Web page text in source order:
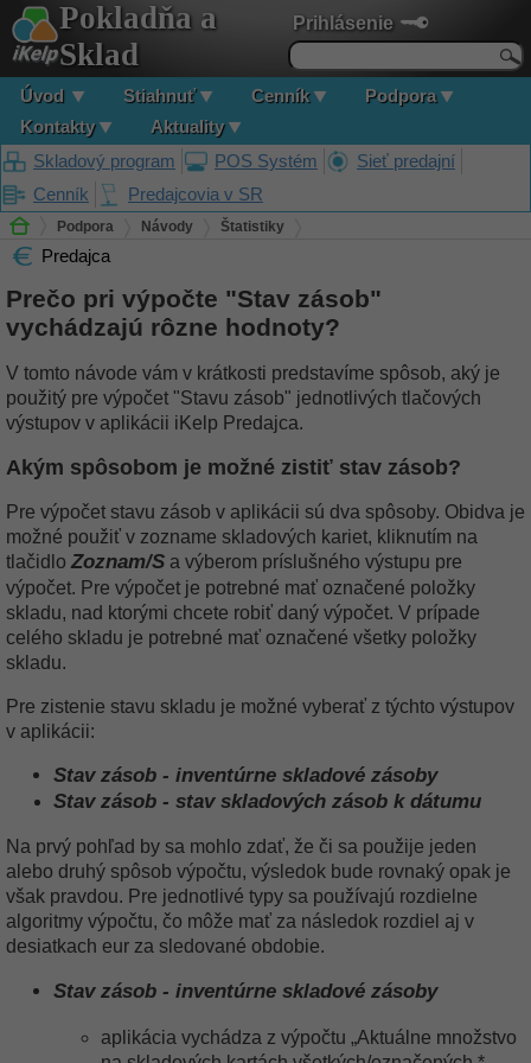
Prihlásenie
Pokladňa a
Sklad
Úvod Stiahnuť Cenník
Podpora
Kontakty
Aktuality
Skladový program
POS Systém
Sieť predajní
Cenník
Predajcovia v SR
Podpora Návody Štatistiky
Prečo pri výpočte "Stav zásob" vychádzajú rôzne hodnoty?
Predajca
Prečo pri výpočte "Stav zásob"
vychádzajú rôzne hodnoty?
V tomto návode vám v krátkosti predstavíme spôsob, aký je
použitý pre výpočet "Stavu zásob" jednotlivých tlačových
výstupov v aplikácii iKelp Predajca.
Akým spôsobom je možné zistiť stav zásob?
Pre výpočet stavu zásob v aplikácii sú dva spôsoby. Obidva je
možné použiť v zozname skladových kariet, kliknutím na
tlačidlo Zoznam/S a výberom príslušného výstupu pre
výpočet. Pre výpočet je potrebné mať označené položky
skladu, nad ktorými chcete robiť daný výpočet. V prípade
celého skladu je potrebné mať označené všetky položky
skladu.
Pre zistenie stavu skladu je možné vyberať z týchto výstupov
v aplikácii:
Stav zásob - inventúrne skladové zásoby
Stav zásob - stav skladových zásob k dátumu
Na prvý pohľad by sa mohlo zdať, že či sa použije jeden
alebo druhý spôsob výpočtu, výsledok bude rovnaký opak je
však pravdou. Pre jednotlivé typy sa používajú rozdielne
algoritmy výpočtu, čo môže mať za následok rozdiel aj v
desiatkach eur za sledované obdobie.
Stav zásob - inventúrne skladové zásoby
aplikácia vychádza z výpočtu „Aktuálne množstvo